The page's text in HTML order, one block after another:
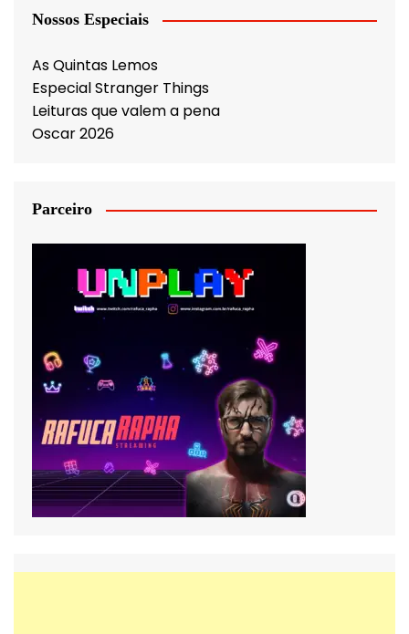
Nossos Especiais
As Quintas Lemos
Especial Stranger Things
Leituras que valem a pena
Oscar 2026
Parceiro